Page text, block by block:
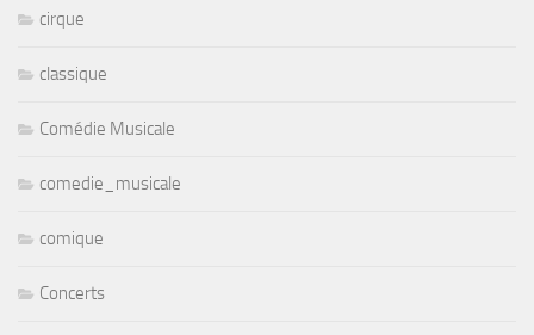
cirque
classique
Comédie Musicale
comedie_musicale
comique
Concerts